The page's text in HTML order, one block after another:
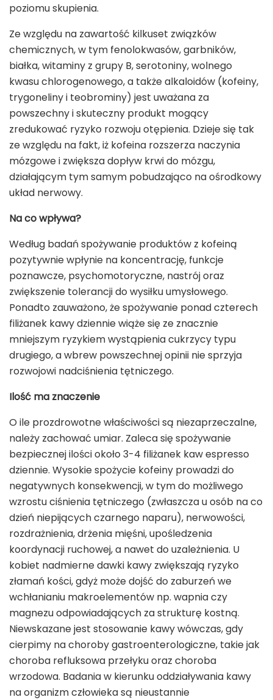
poziomu skupienia.
Ze względu na zawartość kilkuset związków
chemicznych, w tym fenolokwasów, garbników,
białka, witaminy z grupy B, serotoniny, wolnego
kwasu chlorogenowego, a także alkaloidów (kofeiny,
trygoneliny i teobrominy) jest uważana za
powszechny i skuteczny produkt mogący
zredukować ryzyko rozwoju otępienia. Dzieje się tak
ze względu na fakt, iż kofeina rozszerza naczynia
mózgowe i zwiększa dopływ krwi do mózgu,
działającym tym samym pobudzająco na ośrodkowy
układ nerwowy.
Na co wpływa?
Według badań spożywanie produktów z kofeiną
pozytywnie wpłynie na koncentrację, funkcje
poznawcze, psychomotoryczne, nastrój oraz
zwiększenie tolerancji do wysiłku umysłowego.
Ponadto zauważono, że spożywanie ponad czterech
filiżanek kawy dziennie wiąże się ze znacznie
mniejszym ryzykiem wystąpienia cukrzycy typu
drugiego, a wbrew powszechnej opinii nie sprzyja
rozwojowi nadciśnienia tętniczego.
Ilość ma znaczenie
O ile prozdrowotne właściwości są niezaprzeczalne,
należy zachować umiar. Zaleca się spożywanie
bezpiecznej ilości około 3-4 filiżanek kaw espresso
dziennie. Wysokie spożycie kofeiny prowadzi do
negatywnych konsekwencji, w tym do możliwego
wzrostu ciśnienia tętniczego (zwłaszcza u osób na co
dzień niepijących czarnego naparu), nerwowości,
rozdrażnienia, drżenia mięśni, upośledzenia
koordynacji ruchowej, a nawet do uzależnienia. U
kobiet nadmierne dawki kawy zwiększają ryzyko
złamań kości, gdyż może dojść do zaburzeń we
wchłanianiu makroelementów np. wapnia czy
magnezu odpowiadających za strukturę kostną.
Niewskazane jest stosowanie kawy wówczas, gdy
cierpimy na choroby gastroenterologiczne, takie jak
choroba refluksowa przełyku oraz choroba
wrzodowa. Badania w kierunku oddziaływania kawy
na organizm człowieka są nieustannie